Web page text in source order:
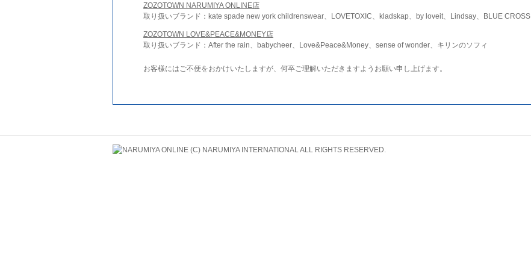
ZOZOTOWN NARUMIYA ONLINE店
取り扱いブランド：kate spade new york childrenswear、LOVETOXIC、kladskap、by loveit、Lindsay、BLUE CROSS
ZOZOTOWN LOVE&PEACE&MONEY店
取り扱いブランド：After the rain、babycheer、Love&Peace&Money、sense of wonder、キリンのソフィ
お客様にはご不便をおかけいたしますが、何卒ご理解いただきますようお願い申し上げます。